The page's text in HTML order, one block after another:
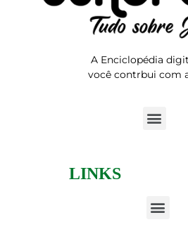
A Enciclopédia
você contrbui com
LINKS